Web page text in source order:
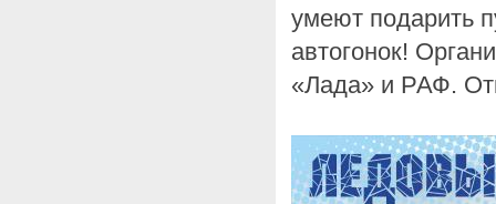
умеют подарить
автогонок!
«Лада» и РАФ.